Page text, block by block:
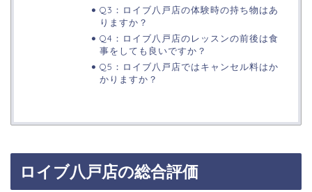
Q3：ロイブ八戸店の体験時の持ち物はあ
りますか？
Q4：ロイブ八戸店のレッスンの前後は食
事をしても良いですか？
Q5：ロイブ八戸店ではキャンセル料はか
かりますか？
ロイブ八戸店の総合評価